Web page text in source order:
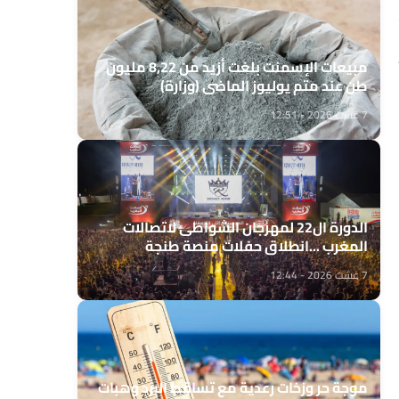
مبيعات الإسمنت بلغت أزيد من 8,22 مليون
طن عند متم يوليوز الماضي (وزارة)
7 غشت 2026 - 12:51
الدورة ال22 لمهرجان الشواطئ لاتصالات
المغرب ...انطلاق حفلات منصة طنجة
7 غشت 2026 - 12:44
موجة حر وزخات رعدية مع تساقط البرد وهبات